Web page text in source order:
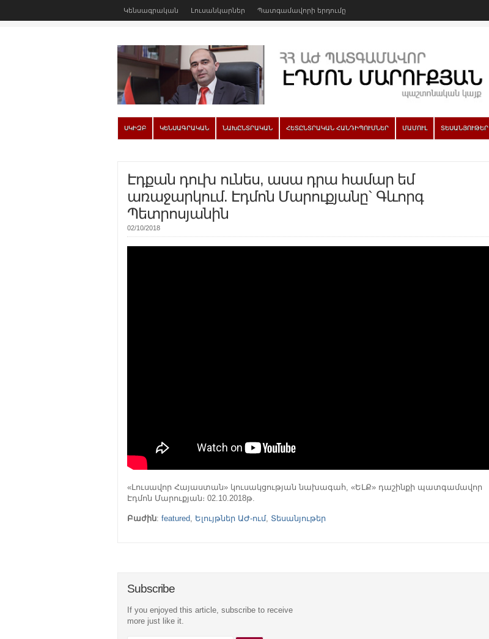
Կենսագրական Լուսանկարներ Պատգամավորի երդումը
ՍԿԻԶԲ ԿԵՆՍԱԳՐԱԿԱՆ ՆԱԽԸՆՏՐԱԿԱՆ ՀԵՏԸՆՏՐԱԿԱՆ ՀԱՆԴԻՊՈՒՄՆԵՐ ՄԱՄՈՒԼ ՏԵՍԱՆՅՈՒԹԵՐ
Էդքան դուխ ունես, ասա դրա համար եմ
առաջարկում. Էդմոն Մարուքյանը` Գևորգ
Պետրոսյանին
02/10/2018
«Լուսավոր Հայաստան» կուսակցության նախագահ, «ԵԼՔ» դաշինքի պատգամավոր
Էդմոն Մարուքյան։ 02.10.2018թ.
Բաժին: featured, Ելույթներ ԱԺ-ում, Տեսանյութեր
Subscribe
If you enjoyed this article, subscribe to receive
more just like it.